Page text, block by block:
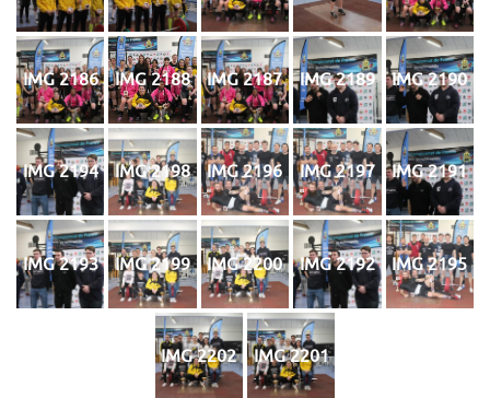
IMG 2186 IMG 2188 IMG 2187 IMG 2189 IMG 2190
IMG 2194 IMG 2198 IMG 2196 IMG 2197 IMG 2191
IMG 2193 IMG 2199 IMG 2200 IMG 2192 IMG 2195
IMG 2202 IMG 2201